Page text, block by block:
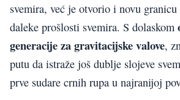
svemira, već je otvorio i novu granicu
daleke prošlosti svemira. S dolaskom
generacije za gravitacijske valove,
putu da istraže još dublje slojeve
prve sudare crnih rupa u najranijoj